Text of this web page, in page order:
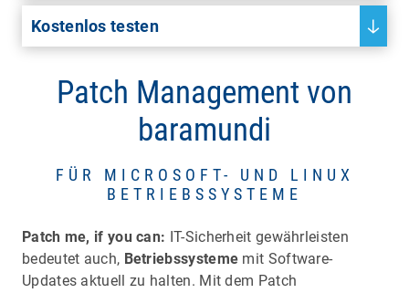
Kostenlos testen
Patch Management von
baramundi
FÜR MICROSOFT- UND LINUX
BETRIEBSSYSTEME
Patch me, if you can: IT-Sicherheit gewährleisten
bedeutet auch, Betriebssysteme mit Software-
Updates aktuell zu halten. Mit dem Patch